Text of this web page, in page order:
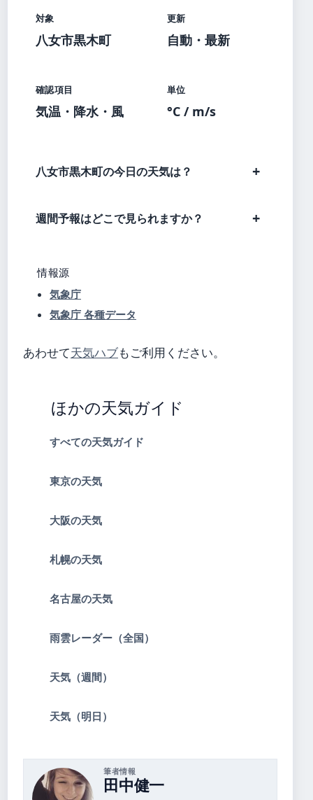
対象
八女市黒木町
更新
自動・最新
確認項目
気温・降水・風
単位
°C / m/s
八女市黒木町の今日の天気は？
週間予報はどこで見られますか？
情報源
気象庁
気象庁 各種データ
あわせて天気ハブもご利用ください。
ほかの天気ガイド
すべての天気ガイド
東京の天気
大阪の天気
札幌の天気
名古屋の天気
雨雲レーダー（全国）
天気（週間）
天気（明日）
筆者情報
田中健一